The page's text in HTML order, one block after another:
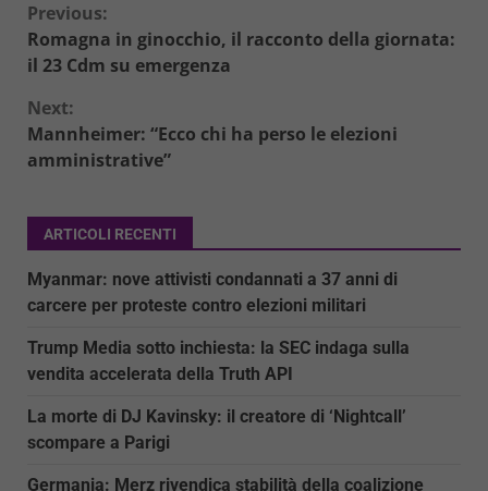
Continue
Reading
Previous:
Romagna in ginocchio, il racconto della giornata:
il 23 Cdm su emergenza
Next:
Mannheimer: “Ecco chi ha perso le elezioni
amministrative”
ARTICOLI RECENTI
Myanmar: nove attivisti condannati a 37 anni di
carcere per proteste contro elezioni militari
Trump Media sotto inchiesta: la SEC indaga sulla
vendita accelerata della Truth API
La morte di DJ Kavinsky: il creatore di ‘Nightcall’
scompare a Parigi
Germania: Merz rivendica stabilità della coalizione